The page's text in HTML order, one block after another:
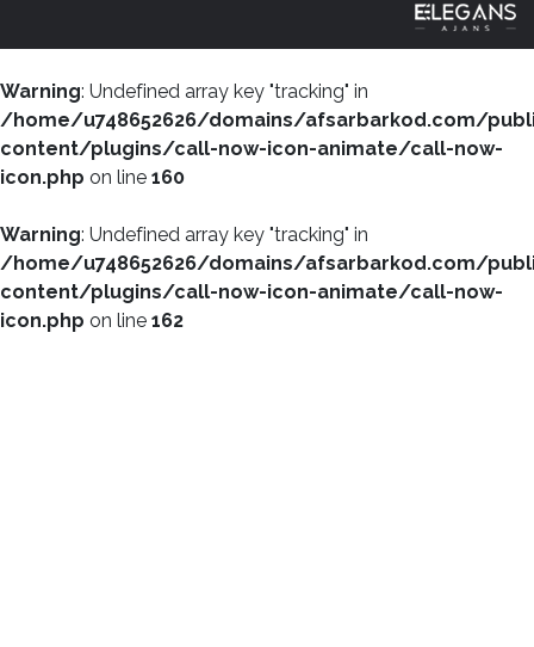
Warning: Undefined array key "tracking" in
/home/u748652626/domains/afsarbarkod.com/
content/plugins/call-now-icon-animate/call-now-
icon.php on line 160
Warning: Undefined array key "tracking" in
/home/u748652626/domains/afsarbarkod.com/
content/plugins/call-now-icon-animate/call-now-
icon.php on line 162